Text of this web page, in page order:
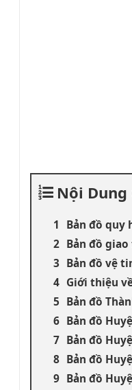
Nội Dung
Bản đồ quy
Bản đồ
Bản đồ vệ
Giới thiệu
Bản đồ
Bản đồ
Bản đồ
Bản đồ
Bản đồ